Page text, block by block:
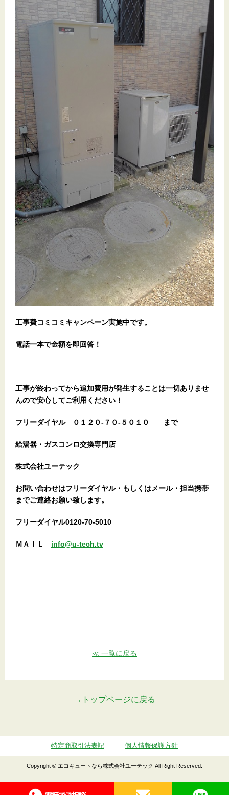
工事費コミコミキャンペーン実施中です。
電話一本で金額を即回答！
工事が終わってから追加費用が発生することは一切ありませ
んので安心してご利用ください！
フリーダイヤル ０１２０-７０-５０１０ まで
給湯器・ガスコンロ交換専門店
株式会社ユーテック
お問い合わせはフリーダイヤル・もしくはメール・担当携帯
までご連絡お願い致します。
フリーダイヤル0120-70-5010
ＭＡＩＬ info@u-tech.tv
≪ 一覧に戻る
→トップページに戻る
特定商取引法表記 個人情報保護方針
Copyright © エコキュートなら株式会社ユーテック All Right Reserved.